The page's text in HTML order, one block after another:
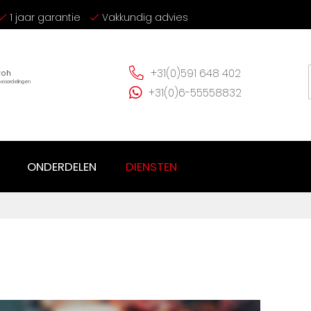
1 jaar garantie Vakkundig advies
+31(0)591 648 402
+31(0)6-55558832
ONDERDELEN DIENSTEN